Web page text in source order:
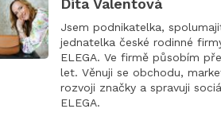
Dita Valentová
Jsem podnikatelka,
jednatelka české rodinné
ELEGA. Ve firmě působím
let. Věnuji se obchodu,
rozvoji značky a spravuji
ELEGA.